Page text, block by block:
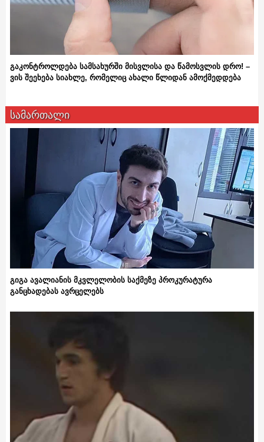
გაკონტროლდება სამსახურში მისვლისა და წამოსვლის დრო! –
ვის შეეხება სიახლე, რომელიც ახალი წლიდან ამოქმედდება
სამართალი
გიგა ავალიანის მკვლელობის საქმეზე პროკურატურა
განცხადებას ავრცელებს